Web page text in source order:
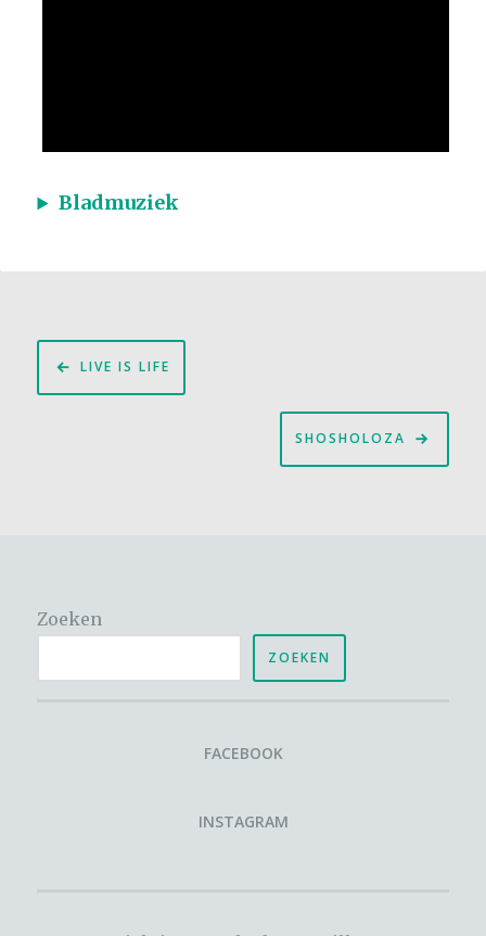
Bladmuziek
Bericht
navigatie
LIVE IS LIFE
SHOSHOLOZA
Zoeken
ZOEKEN
FACEBOOK
INSTAGRAM